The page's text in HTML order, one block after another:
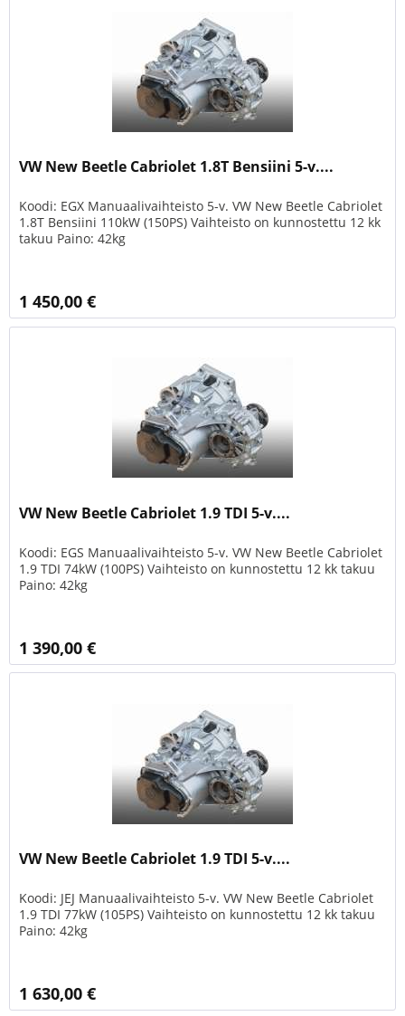
VW New Beetle Cabriolet 1.8T Bensiini 5-v....
Koodi: EGX Manuaalivaihteisto 5-v. VW New Beetle Cabriolet
1.8T Bensiini 110kW (150PS) Vaihteisto on kunnostettu 12 kk
takuu Paino: 42kg
1 450,00 €
VW New Beetle Cabriolet 1.9 TDI 5-v....
Koodi: EGS Manuaalivaihteisto 5-v. VW New Beetle Cabriolet
1.9 TDI 74kW (100PS) Vaihteisto on kunnostettu 12 kk takuu
Paino: 42kg
1 390,00 €
VW New Beetle Cabriolet 1.9 TDI 5-v....
Koodi: JEJ Manuaalivaihteisto 5-v. VW New Beetle Cabriolet
1.9 TDI 77kW (105PS) Vaihteisto on kunnostettu 12 kk takuu
Paino: 42kg
1 630,00 €